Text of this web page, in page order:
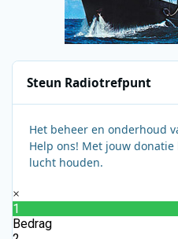
Steun Radiotrefpunt
Het beheer en onderhoud
Help ons! Met jouw
lucht houden.